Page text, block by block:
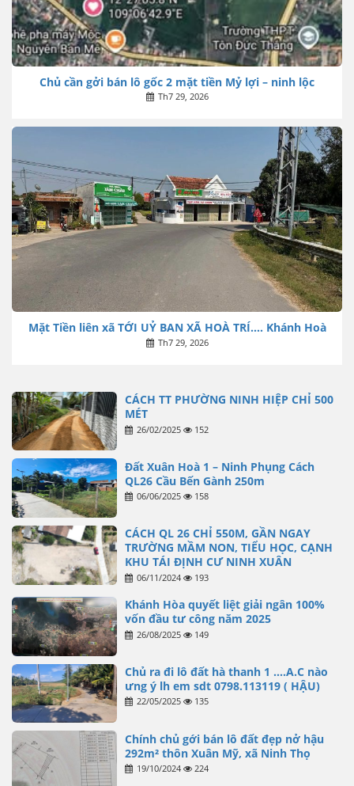
Chủ cần gởi bán lô gốc 2 mặt tiền Mỷ lợi – ninh lộc
Th7 29, 2026
Mặt Tiền liên xã TỚI UỶ BAN XÃ HOÀ TRÍ…. Khánh Hoà
Th7 29, 2026
CÁCH TT PHƯỜNG NINH HIỆP CHỈ 500
MÉT
26/02/2025 152
Đất Xuân Hoà 1 – Ninh Phụng Cách
QL26 Cầu Bến Gành 250m
06/06/2025 158
CÁCH QL 26 CHỈ 550M, GẦN NGAY
TRƯỜNG MẦM NON, TIỂU HỌC, CẠNH
KHU TÁI ĐỊNH CƯ NINH XUÂN
06/11/2024 193
Khánh Hòa quyết liệt giải ngân 100%
vốn đầu tư công năm 2025
26/08/2025 149
Chủ ra đi lô đất hà thanh 1 ….A.C nào
ưng ý lh em sdt 0798.113119 ( HẬU)
22/05/2025 135
Chính chủ gới bán lô đất đẹp nở hậu
292m² thôn Xuân Mỹ, xã Ninh Thọ
19/10/2024 224